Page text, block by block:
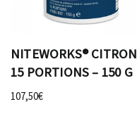
NITEWORKS® CITRON
15 PORTIONS – 150 G
107,50€